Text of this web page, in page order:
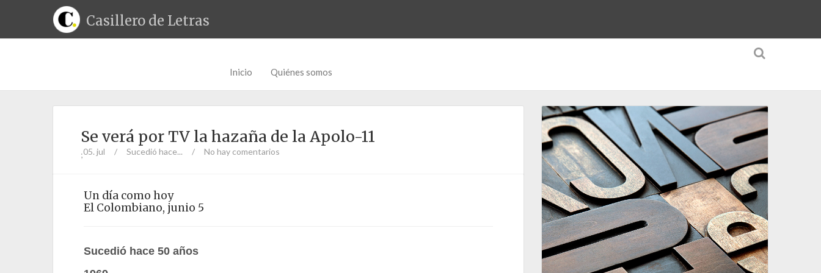
Casillero de Letras
Inicio Quiénes somos
Se verá por TV la hazaña de la Apolo-11
;05. jul / Sucedió hace... / No hay comentarios
Un día como hoy
El Colombiano, junio 5
Sucedió hace 50 años